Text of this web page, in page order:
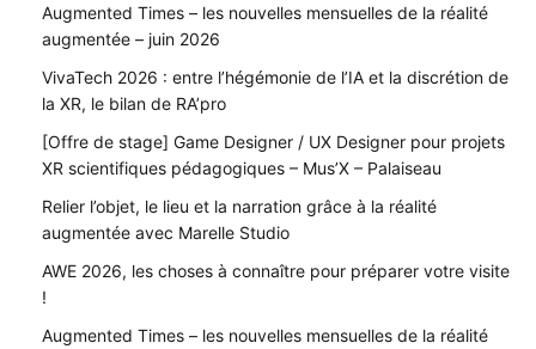
Augmented Times – les nouvelles mensuelles de la réalité
augmentée – juin 2026
VivaTech 2026 : entre l’hégémonie de l’IA et la discrétion de
la XR, le bilan de RA’pro
[Offre de stage] Game Designer / UX Designer pour projets
XR scientifiques pédagogiques – Mus’X – Palaiseau
Relier l’objet, le lieu et la narration grâce à la réalité
augmentée avec Marelle Studio
AWE 2026, les choses à connaître pour préparer votre visite
!
Augmented Times – les nouvelles mensuelles de la réalité